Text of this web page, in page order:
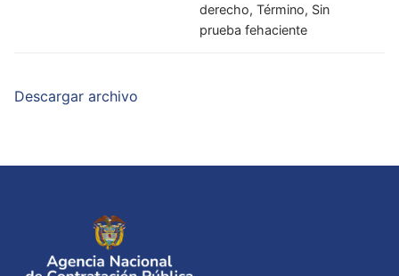
derecho, Término, Sin
prueba fehaciente
Descargar archivo